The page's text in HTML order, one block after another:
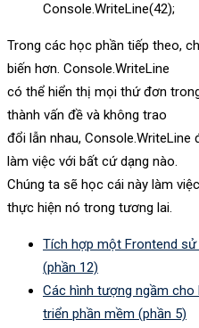
Console.WriteLine(42);
Trong các học phần tiếp theo,
biến hơn. Console.WriteLine
có thể hiển thị mọi thứ đơn
thành vấn đề và không trao
đổi lẫn nhau,
làm việc với bất cứ dạng nào.
Chúng ta sẽ học cái này làm
thực hiện nó trong tương lai.
Tích hợp một Frontend sử
(phần 12)
Các hình tượng ngầm
triển phần mềm (phần 5)